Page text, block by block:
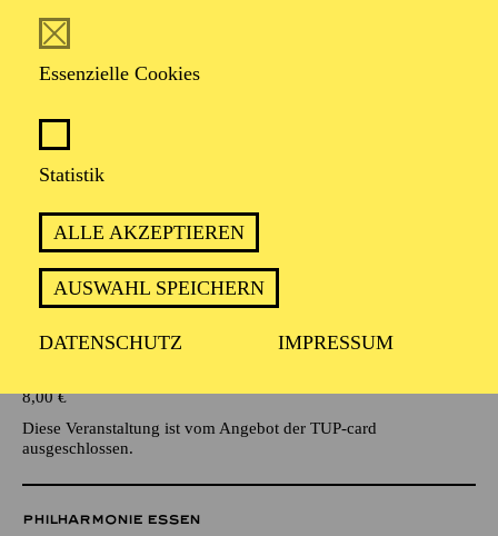
Essenzielle Cookies
Statistik
ALLE AKZEPTIEREN
AUSWAHL SPEICHERN
DATENSCHUTZ IMPRESSUM
Samstag
05.09.2026
Grillo-Theater
BLICK AUF DEN IRAN –
STIMMEN ZUR AKTUELLEN
LAGE
Veranstalter: Eine Kooperationsveranstaltung mit der Stadt
Essen
8,00€
Diese Veranstaltung ist vom Angebot der TUP-card
ausgeschlossen.
PHILHARMONIE ESSEN